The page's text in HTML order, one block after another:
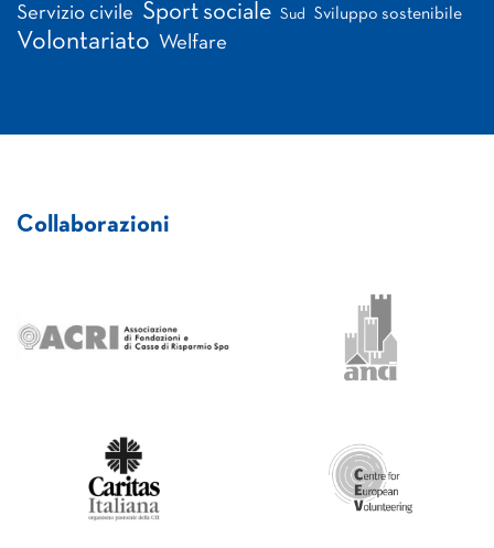
Servizio civile Sport sociale Sud Sviluppo sostenibile
Volontariato Welfare
Collaborazioni